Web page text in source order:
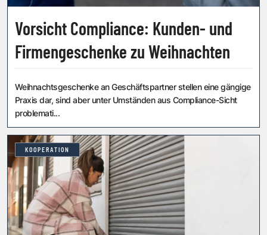
Vorsicht Compliance: Kunden- und
Firmengeschenke zu Weihnachten
Weihnachtsgeschenke an Geschäftspartner stellen eine gängige
Praxis dar, sind aber unter Umständen aus Compliance-Sicht
problemati...
KOOPERATION